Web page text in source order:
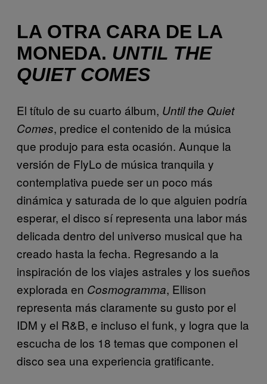
LA OTRA CARA DE LA
MONEDA. UNTIL THE
QUIET COMES
El título de su cuarto álbum, Until the Quiet
Comes, predice el contenido de la música
que produjo para esta ocasión. Aunque la
versión de FlyLo de música tranquila y
contemplativa puede ser un poco más
dinámica y saturada de lo que alguien podría
esperar, el disco sí representa una labor más
delicada dentro del universo musical que ha
creado hasta la fecha. Regresando a la
inspiración de los viajes astrales y los sueños
explorada en Cosmogramma, Ellison
representa más claramente su gusto por el
IDM y el R&B, e incluso el funk, y logra que la
escucha de los 18 temas que componen el
disco sea una experiencia gratificante.